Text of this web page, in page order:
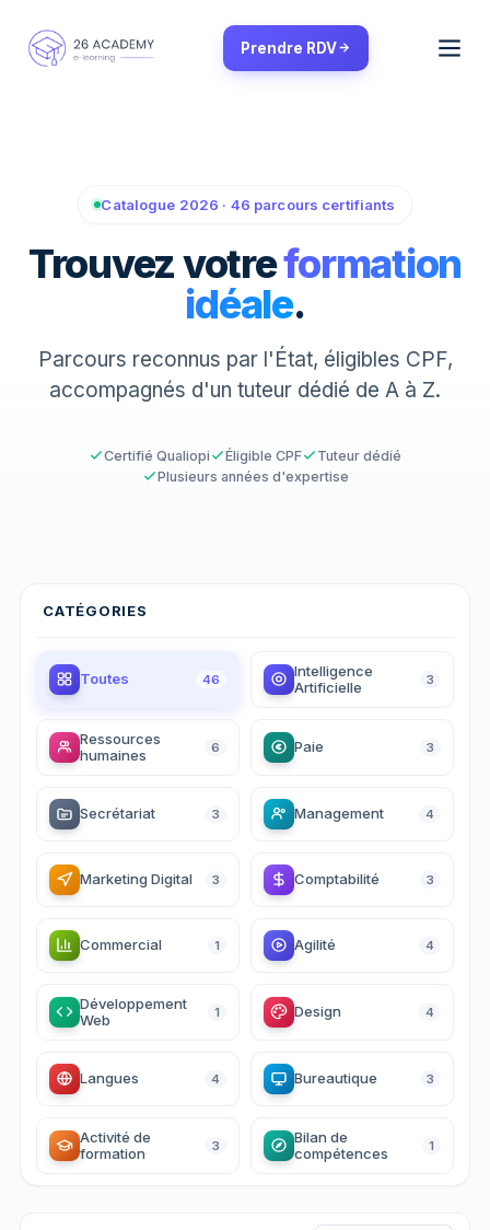
Prendre RDV
Catalogue 2026 · 46 parcours certifiants
Trouvez votreformation
idéale.
Parcours reconnus par l'État, éligibles CPF,
accompagnés d'un tuteur dédié de A à Z.
Certifié Qualiopi Éligible CPF
Tuteur dédié
Plusieurs années d'expertise
CATÉGORIES
Toutes 46
Intelligence
Artificielle
3
Ressources
humaines
6 Paie 3
Secrétariat 3 Management 4
Marketing Digital 3 Comptabilité 3
Commercial 1 Agilité 4
Développement
Web
1 Design 4
Langues 4 Bureautique 3
Activité de
formation
3
Bilan de
compétences
1